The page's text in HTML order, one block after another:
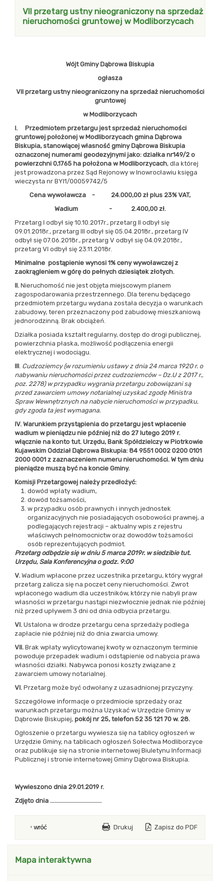
VII przetarg ustny nieograniczony na sprzedaż
nieruchomości gruntowej w Modliborzycach
Wójt Gminy Dąbrowa Biskupia
ogłasza
VII przetarg ustny nieograniczony na sprzedaż nieruchomości
gruntowej
w Modliborzycach
I. Przedmiotem przetargu jest sprzedaż nieruchomości
gruntowej położonej w Modliborzycach gmina Dąbrowa
Biskupia, stanowiącej własność gminy Dąbrowa Biskupia
oznaczonej numerami geodezyjnymi jako: działka nr149/2 o
powierzchni 0,1765 ha położona w Modliborzycach, dla której
jest prowadzona przez Sąd Rejonowy w Inowrocławiu księga
wieczysta nr BYI1/00059742/5
Cena wywoławcza - 24.000,00 zł plus 23% VAT,
Wadium - 2.400,00 zł.
Przetarg I odbył się 10.10.2017r., przetarg II odbył się
09.01.2018r., przetarg III odbył się 05.04.2018r., przetarg IV
odbył się 07.06.2018r., przetarg V odbył się 04.09.2018r.,
przetarg VI odbył się 23.11.2018r.
Minimalne postąpienie wynosi 1% ceny wywoławczej z
zaokrągleniem w górę do pełnych dziesiątek złotych.
II. Nieruchomość nie jest objęta miejscowym planem
zagospodarowania przestrzennego. Dla terenu będącego
przedmiotem przetargu wydana została decyzja o warunkach
zabudowy, teren przeznaczony pod zabudowę mieszkaniową
jednorodzinną. Brak obciążeń.
Działka posiada kształt regularny, dostęp do drogi publicznej,
powierzchnia płaska, możliwość podłączenia energii
elektrycznej i wodociągu.
III Cudzoziemcy (w rozumieniu ustawy z dnia 24 marca 1920 r. o
nabywaniu nieruchomości przez cudzoziemców – Dz.U z 2017 r.,
poz. 2278) w przypadku wygrania przetargu zobowiązani są
przed zawarciem umowy notarialnej uzyskać zgodę Ministra
Spraw Wewnętrznych na nabycie nieruchomości w przypadku,
gdy zgoda ta jest wymagana.
IV. Warunkiem przystąpienia do przetargu jest wpłacenie
wadium w pieniądzu nie później niż do 27 lutego 2019 r.
włącznie na konto tut. Urzędu, Bank Spółdzielczy w Piotrkowie
Kujawskim Oddział Dąbrowa Biskupia: 84 9551 0002 0200 0101
2000 0001 z zaznaczeniem numeru nieruchomości. W tym dniu
pieniądze muszą być na koncie Gminy.
Komisji Przetargowej należy przedłożyć:
dowód wpłaty wadium,
dowód tożsamości,
w przypadku osób prawnych i innych jednostek
organizacyjnych nie posiadających osobowości prawnej, a
podlegających rejestracji – aktualny wpis z rejestru
właściwych pełnomocnictw oraz dowodów tożsamości
osób reprezentujących podmiot.
Przetarg odbędzie się w dniu 5 marca 2019r. w siedzibie tut.
Urzędu, Sala Konferencyjna o godz. 9:00
V. Wadium wpłacone przez uczestnika przetargu, który wygrał
przetarg zalicza się na poczet ceny nieruchomości. Zwrot
wpłaconego wadium dla uczestników, którzy nie nabyli praw
własności w przetargu nastąpi niezwłocznie jednak nie później
niż przed upływem 3 dni od dnia odbycia przetargu.
VI. Ustalona w drodze przetargu cena sprzedaży podlega
zapłacie nie później niż do dnia zwarcia umowy.
VII. Brak wpłaty wylicytowanej kwoty w oznaczonym terminie
powoduje przepadek wadium i odstąpienie od nabycia prawa
własności działki. Nabywca ponosi koszty związane z
zawarciem umowy notarialnej.
VI. Przetarg może być odwołany z uzasadnionej przyczyny.
Szczegółowe informacje o przedmiocie sprzedaży oraz
warunkach przetargu można Uzyskać w Urzędzie Gminy w
Dąbrowie Biskupiej, pokój nr 25, telefon 52 35 121 70 w. 28.
Ogłoszenie o przetargu wywiesza się na tablicy ogłoszeń w
Urzędzie Gminy, na tablicach ogłoszeń Sołectwa Modliborzyce
oraz publikuje się na stronie internetowej Biuletynu Informacji
Publicznej i stronie internetowej Gminy Dąbrowa Biskupia.
Wywieszono dnia 29.01.2019 r.
Zdjęto dnia ……………………………..
wróć Drukuj Zapisz do PDF
Mapa interaktywna